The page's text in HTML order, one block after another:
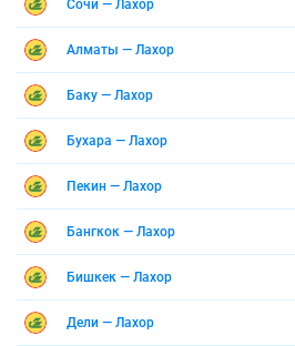
Сочи — Лахор
Алматы — Лахор
Баку — Лахор
Бухара — Лахор
Пекин — Лахор
Бангкок — Лахор
Бишкек — Лахор
Дели — Лахор